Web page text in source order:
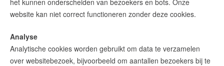
het kunnen onderscheiden van bezoekers en bots. Onze
website kan niet correct functioneren zonder deze cookies.
Analyse
Analytische cookies worden gebruikt om data te verzamelen
over websitebezoek, bijvoorbeeld om aantallen bezoekers bij te